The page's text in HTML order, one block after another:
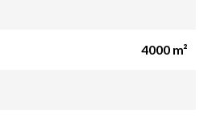
4000 m²